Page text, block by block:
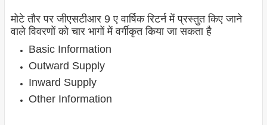
मोटे तौर पर जीएसटीआर 9 ए वार्षिक रिटर्न में प्रस्तुत किए जाने
वाले विवरणों को चार भागों में वर्गीकृत किया जा सकता है
Basic Information
Outward Supply
Inward Supply
Other Information